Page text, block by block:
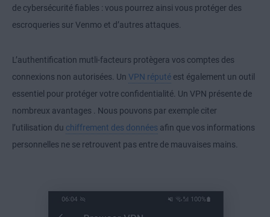
de cybersécurité fiables : vous pourrez ainsi vous protéger des
escroqueries sur Venmo et d’autres attaques.
L’authentification mutli-facteurs protègera vos comptes des
connexions non autorisées. Un VPN réputé est également un outil
essentiel pour protéger votre confidentialité. Un VPN présente de
nombreux avantages . Nous pouvons par exemple citer
l’utilisation du chiffrement des données afin que vos informations
personnelles ne se retrouvent pas entre de mauvaises mains.